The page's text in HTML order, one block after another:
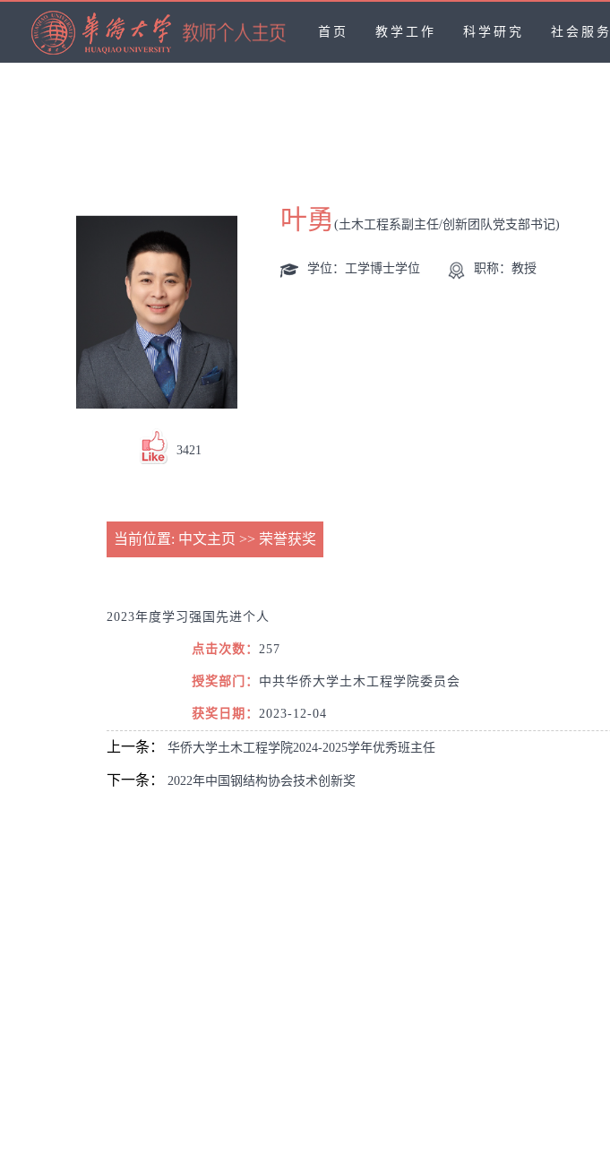
首页 教学工作 科学研究 社会服务
3421
叶勇 (土木工程系副主任/创新团队党支部书记)
学位：工学博士学位 职称：教授
当前位置: 中文主页 >> 荣誉获奖
2023年度学习强国先进个人
点击次数： 257
授奖部门： 中共华侨大学土木工程学院委员会
获奖日期： 2023-12-04
上一条： 华侨大学土木工程学院2024-2025学年优秀班主任
下一条： 2022年中国钢结构协会技术创新奖